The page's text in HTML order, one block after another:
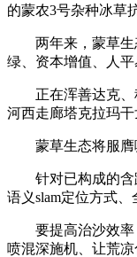
的蒙农3号杂种冰草
两年来，蒙草生态
绿、资本增值、人
正在浑善达克、科
河西走廊塔克拉玛
蒙草生态将服膺嘱
针对已构成的含踏
语义slam定位方式
要提高治沙效率，
喷混深施机、让荒